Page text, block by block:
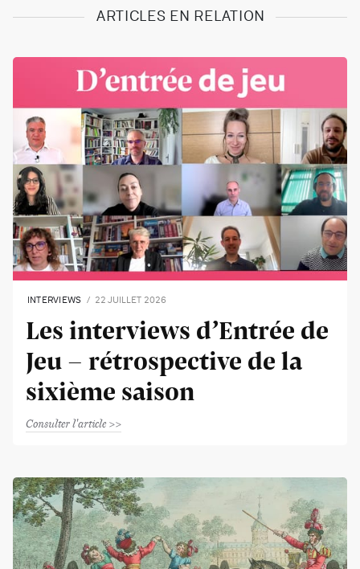
ARTICLES EN RELATION
INTERVIEWS 22 JUILLET 2026
Les interviews d’Entrée de
Jeu - rétrospective de la
sixième saison
Consulter l'article